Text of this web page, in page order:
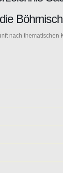
nach thematischen